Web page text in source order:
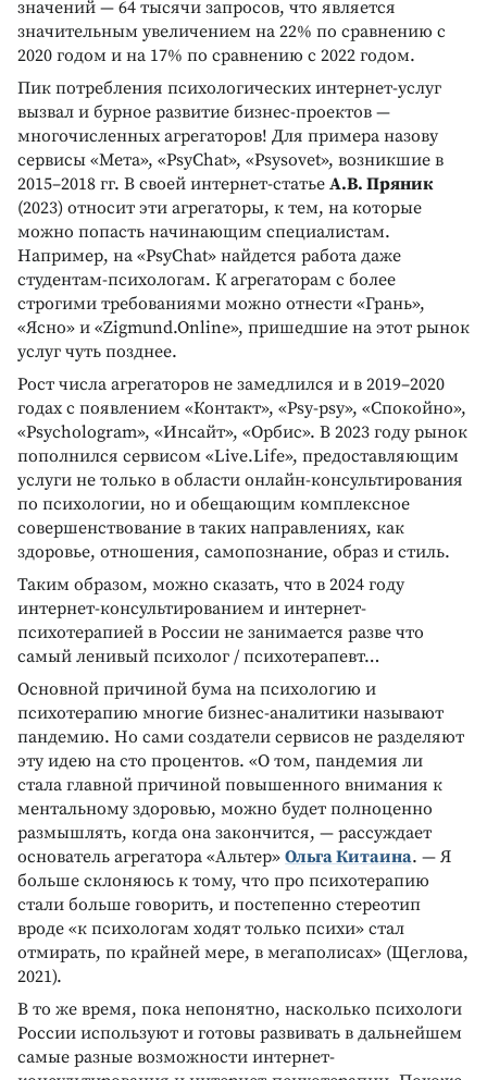
значений — 64 тысячи запросов, что является
значительным увеличением на 22% по сравнению с
2020 годом и на 17% по сравнению с 2022 годом.
Пик потребления психологических интернет-услуг
вызвал и бурное развитие бизнес-проектов —
многочисленных агрегаторов! Для примера назову
сервисы «Мета», «PsyChat», «Psysovet», возникшие в
2015–2018 гг. В своей интернет-статье А.В. Пряник
(2023) относит эти агрегаторы, к тем, на которые
можно попасть начинающим специалистам.
Например, на «PsyChat» найдется работа даже
студентам-психологам. К агрегаторам с более
строгими требованиями можно отнести «Грань»‎,
«Ясно» и «Zigmund.Online», пришедшие на этот рынок
услуг чуть позднее.
Рост числа агрегаторов не замедлился и в 2019–2020
годах с появлением «Контакт», «Psy-psy», «Спокойно»,
«Psychologram», «Инсайт», «Орбис». В 2023 году рынок
пополнился сервисом «Live.Life», предоставляющим
услуги не только в области онлайн-консультирования
по психологии, но и обещающим комплексное
совершенствование в таких направлениях, как
здоровье, отношения, самопознание, образ и стиль.
Таким образом, можно сказать, что в 2024 году
интернет-консультированием и интернет-
психотерапией в России не занимается разве что
самый ленивый психолог / психотерапевт…
Основной причиной бума на психологию и
психотерапию многие бизнес-аналитики называют
пандемию. Но сами создатели сервисов не разделяют
эту идею на сто процентов. «О том, пандемия ли
стала главной причиной повышенного внимания к
ментальному здоровью, можно будет полноценно
размышлять, когда она закончится, — рассуждает
основатель агрегатора «Альтер» Ольга Китаина. — Я
больше склоняюсь к тому, что про психотерапию
стали больше говорить, и постепенно стереотип
вроде «к психологам ходят только психи» стал
отмирать, по крайней мере, в мегаполисах» (Щеглова,
2021).
В то же время, пока непонятно, насколько психологи
России используют и готовы развивать в дальнейшем
самые разные возможности интернет-